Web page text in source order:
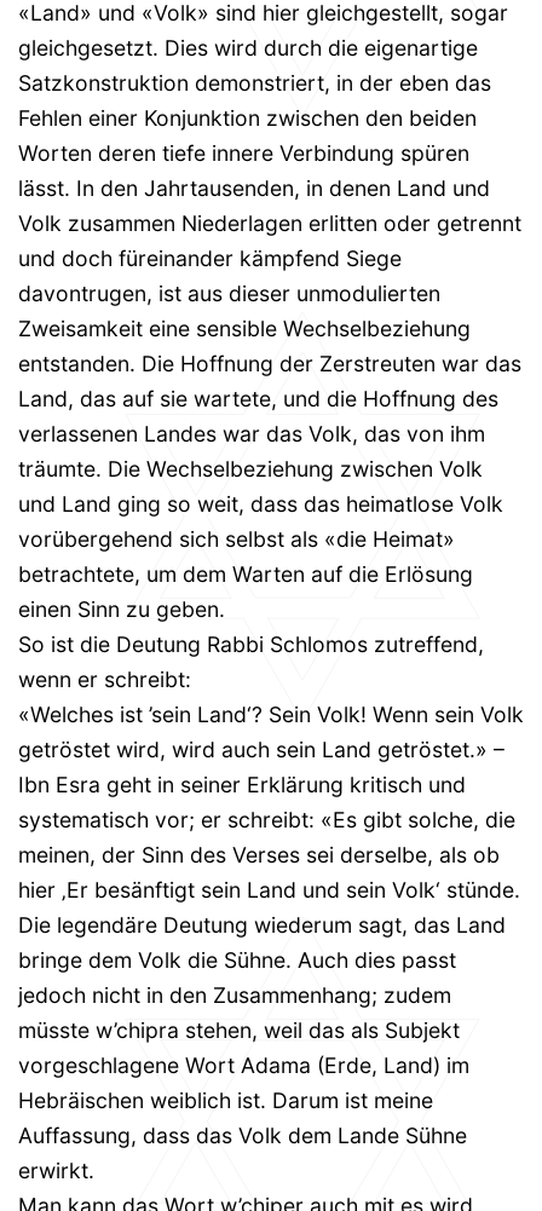
«Land» und «Volk» sind hier gleichgestellt, sogar
gleichgesetzt. Dies wird durch die eigenartige
Satzkonstruktion demonstriert, in der eben das
Fehlen einer Konjunktion zwischen den beiden
Worten deren tiefe innere Verbindung spüren
lässt. In den Jahrtausenden, in denen Land und
Volk zusammen Niederlagen erlitten oder getrennt
und doch füreinander kämpfend Siege
davontrugen, ist aus dieser unmodulierten
Zweisamkeit eine sensible Wechselbeziehung
entstanden. Die Hoffnung der Zerstreuten war das
Land, das auf sie wartete, und die Hoffnung des
verlassenen Landes war das Volk, das von ihm
träumte. Die Wechselbeziehung zwischen Volk
und Land ging so weit, dass das heimatlose Volk
vorübergehend sich selbst als «die Heimat»
betrachtete, um dem Warten auf die Erlösung
einen Sinn zu geben.
So ist die Deutung Rabbi Schlomos zutreffend,
wenn er schreibt:
«Welches ist ’sein Land‘? Sein Volk! Wenn sein Volk
getröstet wird, wird auch sein Land getröstet.» –
Ibn Esra geht in seiner Erklärung kritisch und
systematisch vor; er schreibt: «Es gibt solche, die
meinen, der Sinn des Verses sei derselbe, als ob
hier ‚Er besänftigt sein Land und sein Volk‘ stünde.
Die legendäre Deutung wiederum sagt, das Land
bringe dem Volk die Sühne. Auch dies passt
jedoch nicht in den Zusammenhang; zudem
müsste w’chipra stehen, weil das als Subjekt
vorgeschlagene Wort Adama (Erde, Land) im
Hebräischen weiblich ist. Darum ist meine
Auffassung, dass das Volk dem Lande Sühne
erwirkt.
Man kann das Wort w’chiper auch mit es wird